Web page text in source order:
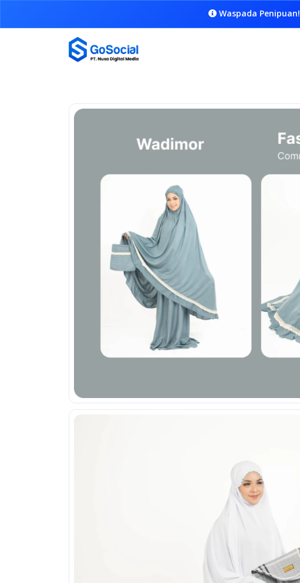
Waspada Penipuan!